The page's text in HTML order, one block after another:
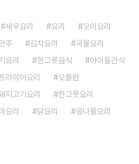
새우요리 요리
오이요리
주 김치요리
국물요리
요리 한그릇음식
아이들간식
라이어요리
오블완
지고기요리
한그릇요리
요리 닭요리
콩나물요리